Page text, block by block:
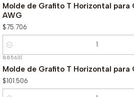
Molde de Grafito T Horizontal para
AWG
$75.706
Cantidad
88563
Molde de Grafito T Horizontal para
$101.506